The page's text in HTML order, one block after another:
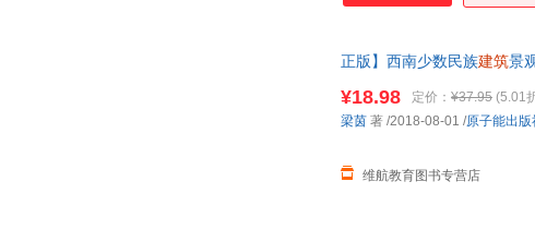
正版】西南少数民族建筑景
¥18.98 定价： ¥37.95 (5.01
维航教育图书专营店
梁茵 著 /2018-08-01 /原子能出版